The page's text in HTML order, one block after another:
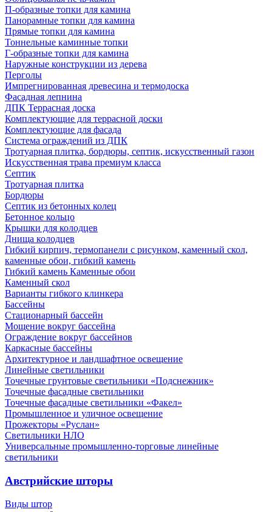
П-образные топки для камина
Панорамные топки для камина
Прямые топки для камина
Тоннельные каминные топки
Г-образные топки для камина
Наружные конструкции из дерева
Перголы
Импрегнированная древесина и термодоска
Фасадная лепнина
ДПК Террасная доска
Комплектующие для террасной доски
Комплектующие для фасада
Система ограждений из ДПК
Тротуарная плитка, бордюры, септик, искусственный газон
Искусственная трава премиум класса
Септик
Тротуарная плитка
Бордюры
Септик из бетонных колец
Бетонное кольцо
Крышки для колодцев
Днища колодцев
Гибкий кирпич, термопанели с рисунком, каменный скол,
каменные обои, гибкий камень
Гибкий камень Каменные обои
Каменный скол
Варианты гибкого клинкера
Бассейны
Стационарный бассейн
Мощение вокруг бассейна
Ограждение вокруг бассейнов
Каркасные бассейны
Архитектурное и ландшафтное освещение
Линейные светильники
Точечные грунтовые светильники «Подснежник»
Точечные фасадные светильники
Точечные фасадные светильники «Факел»
Промышленное и уличное освещение
Прожекторы «Руслан»
Светильники НЛО
Универсальные промышленно-торговые линейные
светильники
Австрийские шторы
Виды штор